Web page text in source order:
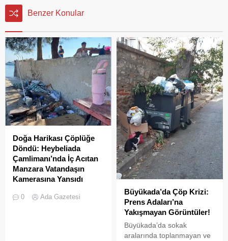
Benzer Konular
Doğa Harikası Çöplüğe
Döndü: Heybeliada
Çamlimanı’nda İç Acıtan
Manzara Vatandaşın
Kamerasına Yansıdı
Heybeliada’da yer alan
Çamlimanı Koyu,
0 Ada Gazetesi
Büyükada’da Çöp Krizi:
Prens Adaları’na
Yakışmayan Görüntüler!
Büyükada’da sokak
aralarında toplanmayan ve